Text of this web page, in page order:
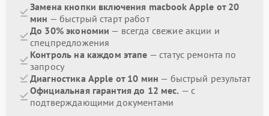
Замена кнопки включения macbook Apple от 20
мин — быстрый старт работ
До 30% экономии — всегда свежие акции и
спецпредложения
Контроль на каждом этапе — статус ремонта по
запросу
Диагностика Apple от 10 мин — быстрый результат
Официальная гарантия до 12 мес. — с
подтверждающими документами